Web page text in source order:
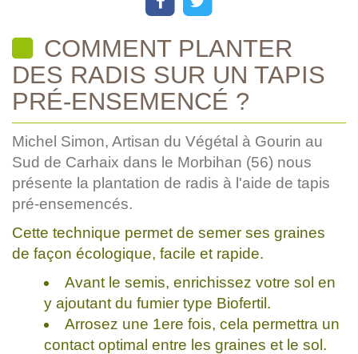
COMMENT PLANTER
DES RADIS SUR UN TAPIS
PRÉ-ENSEMENCÉ ?
Michel Simon, Artisan du Végétal à Gourin au
Sud de Carhaix dans le Morbihan (56) nous
présente la plantation de radis à l'aide de tapis
pré-ensemencés.
Cette technique permet de semer ses graines
de façon écologique, facile et rapide.
Avant le semis, enrichissez votre sol en
y ajoutant du fumier type Biofertil.
Arrosez une 1ere fois, cela permettra un
contact optimal entre les graines et le sol.